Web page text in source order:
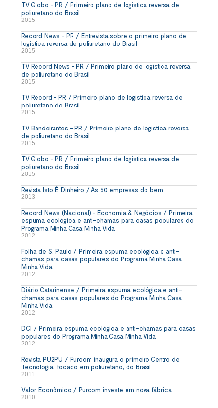
TV Globo - PR / Primeiro plano de logística reversa de
poliuretano do Brasil
2015
Record News - PR / Entrevista sobre o primeiro plano de
logística reversa de poliuretano do Brasil
2015
TV Record News - PR / Primeiro plano de logística reversa
de poliuretano do Brasil
2015
TV Record - PR / Primeiro plano de logística reversa de
poliuretano do Brasil
2015
TV Bandeirantes - PR / Primeiro plano de logística reversa
de poliuretano do Brasil
2015
TV Globo - PR / Primeiro plano de logística reversa de
poliuretano do Brasil
2015
Revista Isto É Dinheiro / As 50 empresas do bem
2013
Record News (Nacional) - Economia & Negócios / Primeira
espuma ecológica e anti-chamas para casas populares do
Programa Minha Casa Minha Vida
2012
Folha de S. Paulo / Primeira espuma ecológica e anti-
chamas para casas populares do Programa Minha Casa
Minha Vida
2012
Diário Catarinense / Primeira espuma ecológica e anti-
chamas para casas populares do Programa Minha Casa
Minha Vida
2012
DCI / Primeira espuma ecológica e anti-chamas para casas
populares do Programa Minha Casa Minha Vida
2012
Revista PU2PU / Purcom inaugura o primeiro Centro de
Tecnologia, focado em poliuretano, do Brasil
2011
Valor Econômico / Purcom investe em nova fábrica
2010